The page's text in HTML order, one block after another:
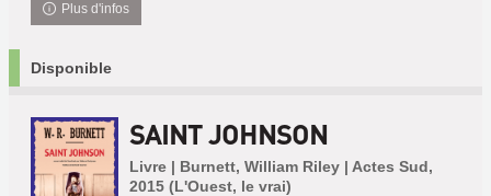
Plus d'infos
Disponible
SAINT JOHNSON
Livre | Burnett, William Riley | Actes Sud,
2015 (L'Ouest, le vrai)